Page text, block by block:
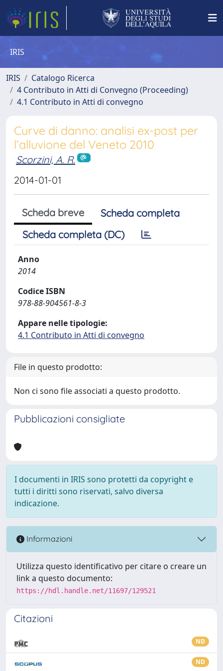
IRIS
IRIS
Catalogo Ricerca
4 Contributo in Atti di Convegno (Proceeding)
4.1 Contributo in Atti di convegno
Curve di danno: analisi ex-post per
l’alluvione del Veneto 2010
Scorzini, A. R.
2014-01-01
Scheda breve
Scheda completa
Scheda completa (DC)
Anno
2014
Codice ISBN
978-88-904561-8-3
Appare nelle tipologie:
4.1 Contributo in Atti di convegno
File in questo prodotto:
Non ci sono file associati a questo prodotto.
Pubblicazioni consigliate
I documenti in IRIS sono protetti da copyright e
tutti i diritti sono riservati, salvo diversa
indicazione.
Informazioni
Utilizza questo identificativo per citare o creare un
link a questo documento:
https://hdl.handle.net/11697/129521
Citazioni
ND
ND